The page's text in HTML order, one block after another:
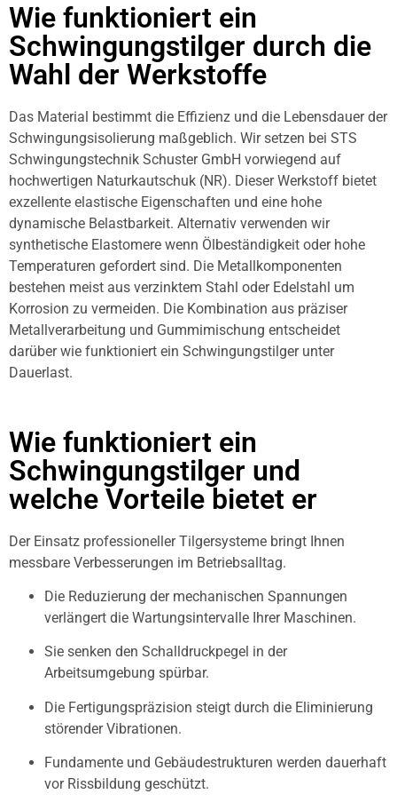
Wie funktioniert ein
Schwingungstilger durch die
Wahl der Werkstoffe
Das Material bestimmt die Effizienz und die Lebensdauer der
Schwingungsisolierung maßgeblich. Wir setzen bei STS
Schwingungstechnik Schuster GmbH vorwiegend auf
hochwertigen Naturkautschuk (NR). Dieser Werkstoff bietet
exzellente elastische Eigenschaften und eine hohe
dynamische Belastbarkeit. Alternativ verwenden wir
synthetische Elastomere wenn Ölbeständigkeit oder hohe
Temperaturen gefordert sind. Die Metallkomponenten
bestehen meist aus verzinktem Stahl oder Edelstahl um
Korrosion zu vermeiden. Die Kombination aus präziser
Metallverarbeitung und Gummimischung entscheidet
darüber wie funktioniert ein Schwingungstilger unter
Dauerlast.
Wie funktioniert ein
Schwingungstilger und
welche Vorteile bietet er
Der Einsatz professioneller Tilgersysteme bringt Ihnen
messbare Verbesserungen im Betriebsalltag.
Die Reduzierung der mechanischen Spannungen
verlängert die Wartungsintervalle Ihrer Maschinen.
Sie senken den Schalldruckpegel in der
Arbeitsumgebung spürbar.
Die Fertigungspräzision steigt durch die Eliminierung
störender Vibrationen.
Fundamente und Gebäudestrukturen werden dauerhaft
vor Rissbildung geschützt.